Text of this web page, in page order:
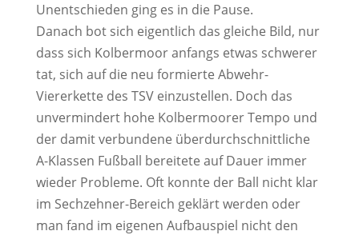
Unentschieden ging es in die Pause.
Danach bot sich eigentlich das gleiche Bild, nur
dass sich Kolbermoor anfangs etwas schwerer
tat, sich auf die neu formierte Abwehr-
Viererkette des TSV einzustellen. Doch das
unvermindert hohe Kolbermoorer Tempo und
der damit verbundene überdurchschnittliche
A-Klassen Fußball bereitete auf Dauer immer
wieder Probleme. Oft konnte der Ball nicht klar
im Sechzehner-Bereich geklärt werden oder
man fand im eigenen Aufbauspiel nicht den